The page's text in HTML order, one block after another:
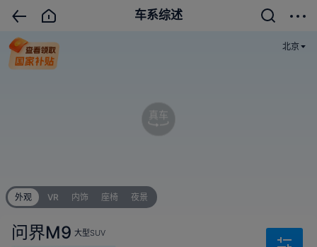
车系综述
北京
真车
外观 VR 内饰 座椅 夜景
问界M9 大型SUV